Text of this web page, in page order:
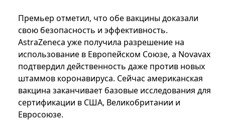
Премьер отметил, что обе вакцины доказали
свою безопасность и эффективность.
AstraZeneca уже получила разрешение на
использование в Европейском Союзе, а Novavax
подтвердил действенность даже против новых
штаммов коронавируса. Сейчас американская
вакцина заканчивает базовые исследования для
сертификации в США, Великобритании и
Евросоюзе.